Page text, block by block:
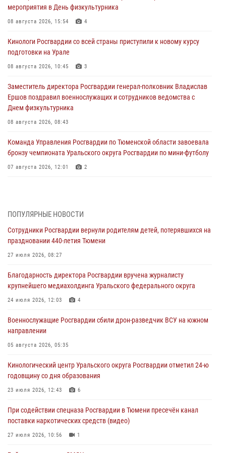
мероприятия в День физкультурника
08 августа 2026, 15:54 4
Кинологи Росгвардии со всей страны приступили к новому курсу
подготовки на Урале
08 августа 2026, 10:45 3
Заместитель директора Росгвардии генерал-полковник Владислав
Ершов поздравил военнослужащих и сотрудников ведомства с
Днем физкультурника
08 августа 2026, 08:43
Команда Управления Росгвардии по Тюменской области завоевала
бронзу чемпионата Уральского округа Росгвардии по мини-футболу
07 августа 2026, 12:01 2
Историю верности долгу, семье и традициям рассказал
военнослужащий Росгвардии из Тюмени
Память военнослужащих, погибших в разные годы при исполнении
воинского долга, почтили в кинологическом центре Уральского
06 августа 2026, 12:38 6
Росгвардейцы в Тюменской области знакомят детей со своей
06 августа 2026, 12:33 2
Росгвардейцы приняли участие в фотопроекте «Прогуляемся по
06 августа 2026, 04:41 3
ПОПУЛЯРНЫЕ НОВОСТИ
Сотрудники Росгвардии вернули родителям детей, потерявшихся на
праздновании 440-летия Тюмени
27 июля 2026, 08:27
Благодарность директора Росгвардии вручена журналисту
крупнейшего медиахолдинга Уральского федерального округа
24 июля 2026, 12:03 4
Военнослужащие Росгвардии сбили дрон-разведчик ВСУ на южном
направлении
05 августа 2026, 05:35
Кинологический центр Уральского округа Росгвардии отметил 24-ю
годовщину со дня образования
23 июля 2026, 12:43 6
При содействии спецназа Росгвардии в Тюмени пресечён канал
поставки наркотических средств (видео)
27 июля 2026, 10:56 1